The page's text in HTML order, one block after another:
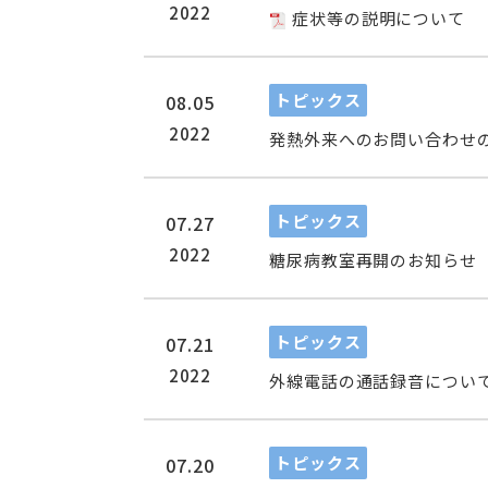
2022
症状等の説明について
08.05
2022
トピックス
発熱外来へのお問い合わせ
07.27
2022
トピックス
糖尿病教室再開のお知らせ
07.21
2022
トピックス
外線電話の通話録音につい
07.20
トピックス